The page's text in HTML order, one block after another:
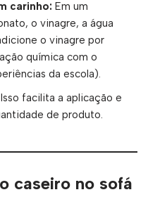
carinho: Em um
o vinagre, a água
o vinagre por
química com o
da escola).
Isso facilita a aplicação e
de produto.
caseiro no sofá